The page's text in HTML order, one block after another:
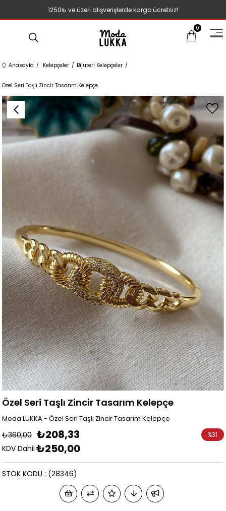
1250₺ ve üzeri alışverişlerde kargo ücretsiz!
0
Anasayfa Kelepçeler Bijuteri Kelepçeler
Özel Seri Taşlı Zincir Tasarım Kelepçe
Özel Seri Taşlı Zincir Tasarım Kelepçe
Moda LUKKA - Özel Seri Taşlı Zincir Tasarım Kelepçe
₺360,00 ₺208,33
KDV Dahil ₺250,00
%31
(28346)
STOK KODU